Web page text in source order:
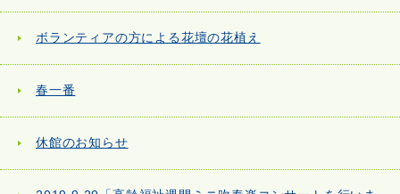
ボランティアの方による花壇の花植え
春一番
休館のお知らせ